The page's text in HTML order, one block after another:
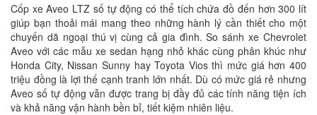
Cốp xe Aveo LTZ số tự động có thể tích chứa đồ đến hơn 300 lít
giúp bạn thoải mái mang theo những hành lý cần thiết cho một
chuyến dã ngoại thú vị cùng cả gia đình. So sánh xe Chevrolet
Aveo với các mẫu xe sedan hạng nhỏ khác cùng phân khúc như
Honda City, Nissan Sunny hay Toyota Vios thì mức giá hơn 400
triệu đồng là lợi thế cạnh tranh lớn nhất. Dù có mức giá rẻ nhưng
Aveo số tự động vẫn được trang bị đầy đủ các tính năng tiện ích
và khả năng vận hành bền bỉ, tiết kiệm nhiên liệu.